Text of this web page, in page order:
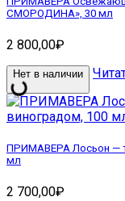
СМОРОДИНА», 30 мл
2 800,00₽
Нет в наличии
ПРИМАВЕРА Лосьон —
мл
2 700,00₽